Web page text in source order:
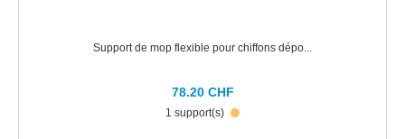
Support de mop flexible pour chiffons dépo...
1 support(s)
78.20 CHF